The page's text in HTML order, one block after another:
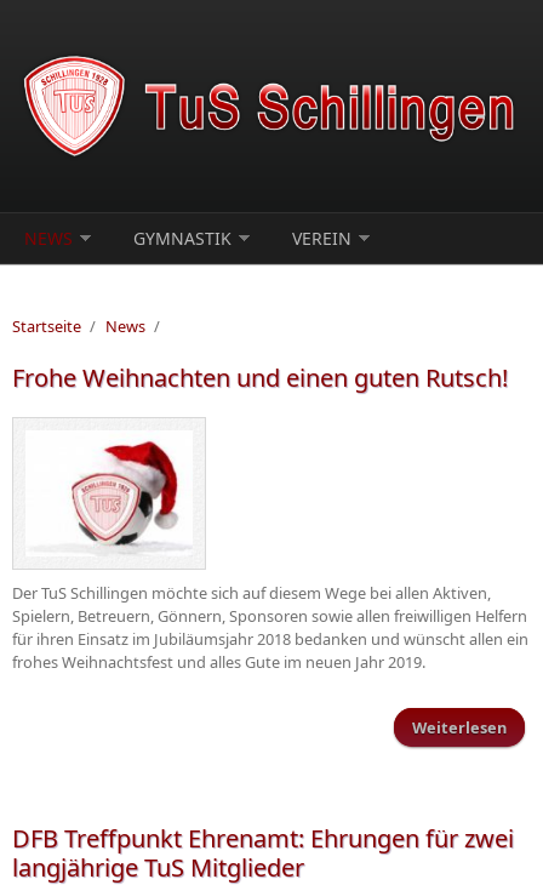
NEWS GYMNASTIK VEREIN
Startseite / News /
Frohe Weihnachten und einen guten Rutsch!
Der TuS Schillingen möchte sich auf diesem Wege bei allen Aktiven,
Spielern, Betreuern, Gönnern, Sponsoren sowie allen freiwilligen Helfern
für ihren Einsatz im Jubiläumsjahr 2018 bedanken und wünscht allen ein
frohes Weihnachtsfest und alles Gute im neuen Jahr 2019.
Weiterlesen
DFB Treffpunkt Ehrenamt: Ehrungen für zwei
langjährige TuS Mitglieder